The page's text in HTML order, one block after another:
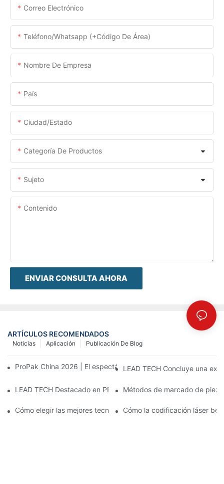
Correo Electrónico
Teléfono/whatsapp (+código De Área)
Nombre De Empresa
País
Ciudad/estado
Categoría De Productos
Sujeto
Contenido
ENVIAR CONSULTA AHORA
ARTÍCULOS RECOMENDADOS
Publicación De Blog
Aplicación
Noticias
ProPak China 2026 | El espectáculo termina, nuestro servicio
LEAD TECH Concluye una
LEAD TECH Destacado en PR Newswire: Presentación de
Métodos de marcado de
Cómo elegir las mejores tecnologías para la codificación y el
Cómo la codificación láser